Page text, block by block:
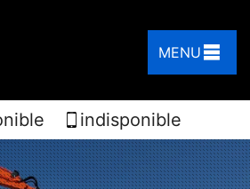
MENU
indisponible